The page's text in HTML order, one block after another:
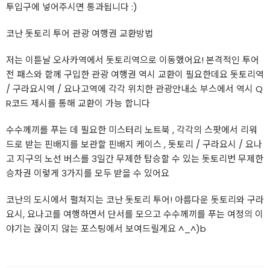
투입구에 넣어주시면 통과됩니다 :)
코난 돗토리 투어 관광 여행권 교환방법
저는 이튿날 오사카역에서 돗토리역으로 이동했어요! 본격적인 투어
전 패스와 함께 구입한 관광 여행권 역시 교환이 필요한데요 돗토리역
/ 구라요시역 / 요나고역에 각각 위치한 관광안내소 부스에서 역시 Q
R코드 제시를 통해 교환이 가능 합니다
수수께끼를 푸는 데 필요한 미스터리 노트북 , 각각의 스팟에서 리워
드로 받는 핀배지를 보관할 핀배지 케이스 , 돗토리 / 구라요시 / 요나
고 지구의 노선 버스를 3일간 무제한 탑승할 수 있는 돗토리번 무제한
승차권 이렇게 3가지를 모두 받을 수 있어요
코난의 도시에서 펼쳐지는 코난 돗토리 투어! 아름다운 돗토리와 구라
요시, 요나고를 여행하면서 단서를 모으고 수수께끼를 푸는 여정의 이
야기는 끊이지 않는 포스팅에서 보여드릴게요 ^_^)b